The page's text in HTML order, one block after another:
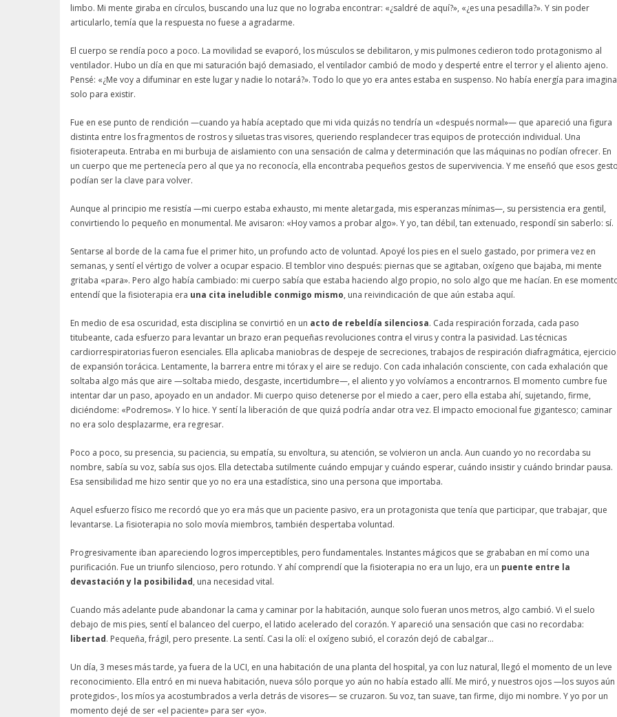
limbo. Mi mente giraba en círculos, buscando una luz que no lograba encontrar: «¿saldré de aquí?», «¿es una pesadilla?». Y sin poder
articularlo, temía que la respuesta no fuese a agradarme.
El cuerpo se rendía poco a poco. La movilidad se evaporó, los músculos se debilitaron, y mis pulmones cedieron todo protagonismo al
ventilador. Hubo un día en que mi saturación bajó demasiado, el ventilador cambió de modo y desperté entre el terror y el aliento ajeno.
Pensé: «¿Me voy a difuminar en este lugar y nadie lo notará?». Todo lo que yo era antes estaba en suspenso. No había energía para
solo para existir.
Fue en ese punto de rendición —cuando ya había aceptado que mi vida quizás no tendría un «después normal»— que apareció una figura
distinta entre los fragmentos de rostros y siluetas tras visores, queriendo resplandecer tras equipos de protección individual. Una
fisioterapeuta. Entraba en mi burbuja de aislamiento con una sensación de calma y determinación que las máquinas no podían ofrecer. En
un cuerpo que me pertenecía pero al que ya no reconocía, ella encontraba pequeños gestos de supervivencia. Y me enseñó que esos
podían ser la clave para volver.
Aunque al principio me resistía —mi cuerpo estaba exhausto, mi mente aletargada, mis esperanzas mínimas—, su persistencia era gentil,
convirtiendo lo pequeño en monumental. Me avisaron: «Hoy vamos a probar algo». Y yo, tan débil, tan extenuado, respondí sin saberlo: sí.
Sentarse al borde de la cama fue el primer hito, un profundo acto de voluntad. Apoyé los pies en el suelo gastado, por primera vez en
semanas, y sentí el vértigo de volver a ocupar espacio. El temblor vino después: piernas que se agitaban, oxígeno que bajaba, mi mente
gritaba «para». Pero algo había cambiado: mi cuerpo sabía que estaba haciendo algo propio, no solo algo que me hacían. En ese
entendí que la fisioterapia era una cita ineludible conmigo mismo, una reivindicación de que aún estaba aquí.
En medio de esa oscuridad, esta disciplina se convirtió en un acto de rebeldía silenciosa. Cada respiración forzada, cada paso
titubeante, cada esfuerzo para levantar un brazo eran pequeñas revoluciones contra el virus y contra la pasividad. Las técnicas
cardiorrespiratorias fueron esenciales. Ella aplicaba maniobras de despeje de secreciones, trabajos de respiración diafragmática,
de expansión torácica. Lentamente, la barrera entre mi tórax y el aire se redujo. Con cada inhalación consciente, con cada exhalación que
soltaba algo más que aire —soltaba miedo, desgaste, incertidumbre—, el aliento y yo volvíamos a encontrarnos. El momento cumbre fue
intentar dar un paso, apoyado en un andador. Mi cuerpo quiso detenerse por el miedo a caer, pero ella estaba ahí, sujetando, firme,
diciéndome: «Podremos». Y lo hice. Y sentí la liberación de que quizá podría andar otra vez. El impacto emocional fue gigantesco; caminar
no era solo desplazarme, era regresar.
Poco a poco, su presencia, su paciencia, su empatía, su envoltura, su atención, se volvieron un ancla. Aun cuando yo no recordaba su
nombre, sabía su voz, sabía sus ojos. Ella detectaba sutilmente cuándo empujar y cuándo esperar, cuándo insistir y cuándo brindar pausa.
Esa sensibilidad me hizo sentir que yo no era una estadística, sino una persona que importaba.
Aquel esfuerzo físico me recordó que yo era más que un paciente pasivo, era un protagonista que tenía que participar, que trabajar, que
levantarse. La fisioterapia no solo movía miembros, también despertaba voluntad.
Progresivamente iban apareciendo logros imperceptibles, pero fundamentales. Instantes mágicos que se grababan en mí como una
purificación. Fue un triunfo silencioso, pero rotundo. Y ahí comprendí que la fisioterapia no era un lujo, era un puente entre la
devastación y la posibilidad, una necesidad vital.
Cuando más adelante pude abandonar la cama y caminar por la habitación, aunque solo fueran unos metros, algo cambió. Vi el suelo
debajo de mis pies, sentí el balanceo del cuerpo, el latido acelerado del corazón. Y apareció una sensación que casi no recordaba:
libertad. Pequeña, frágil, pero presente. La sentí. Casi la olí: el oxígeno subió, el corazón dejó de cabalgar…
Un día, 3 meses más tarde, ya fuera de la UCI, en una habitación de una planta del hospital, ya con luz natural, llegó el momento de un leve
reconocimiento. Ella entró en mi nueva habitación, nueva sólo porque yo aún no había estado allí. Me miró, y nuestros ojos —los suyos aún
protegidos-, los míos ya acostumbrados a verla detrás de visores— se cruzaron. Su voz, tan suave, tan firme, dijo mi nombre. Y yo por un
momento dejé de ser «el paciente» para ser «yo».